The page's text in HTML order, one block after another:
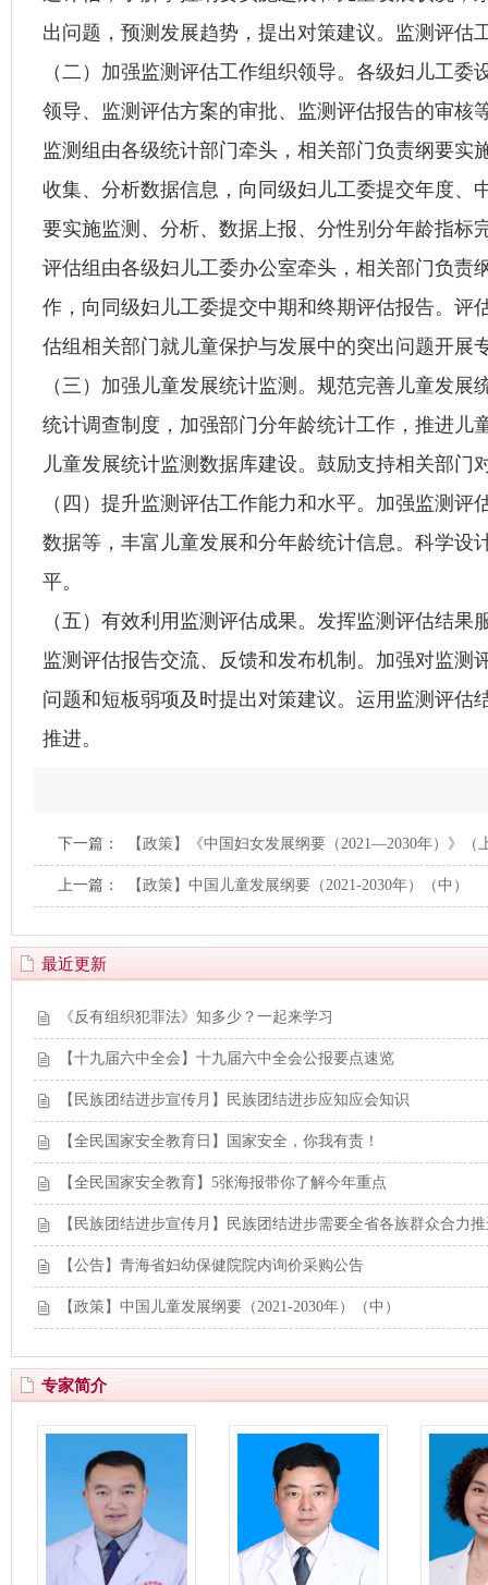
出问题，预测发展趋势，提出对策建议。监测评估
（二）加强监测评估工作组织领导。各级妇儿工
领导、监测评估方案的审批、监测评估报告的审核
监测组由各级统计部门牵头，相关部门负责纲要
收集、分析数据信息，向同级妇儿工委提交年度、
要实施监测、分析、数据上报、分性别分年龄指标
评估组由各级妇儿工委办公室牵头，相关部门负责
作，向同级妇儿工委提交中期和终期评估报告。评
估组相关部门就儿童保护与发展中的突出问题开展
（三）加强儿童发展统计监测。规范完善儿童发
统计调查制度，加强部门分年龄统计工作，推进儿
儿童发展统计监测数据库建设。鼓励支持相关部门
（四）提升监测评估工作能力和水平。加强监测
数据等，丰富儿童发展和分年龄统计信息。科学设
平。
（五）有效利用监测评估成果。发挥监测评估结
监测评估报告交流、反馈和发布机制。加强对监
问题和短板弱项及时提出对策建议。运用监测评
推进。
下一篇： 【政策】《中国妇女发展纲要（2021—2030年）》（
上一篇： 【政策】中国儿童发展纲要（2021-2030年）（中）
最近更新
《反有组织犯罪法》知多少？一起来学习
【十九届六中全会】十九届六中全会公报要点速览
【民族团结进步宣传月】民族团结进步应知应会知识
【全民国家安全教育日】国家安全，你我有责！
【全民国家安全教育】5张海报带你了解今年重点
【民族团结进步宣传月】民族团结进步需要全省各族群众合力
【公告】青海省妇幼保健院院内询价采购公告
【政策】中国儿童发展纲要（2021-2030年）（中）
专家简介